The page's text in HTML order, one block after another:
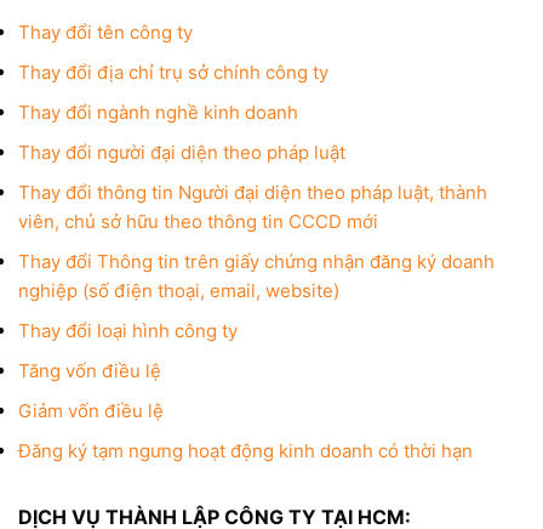
Thay đổi tên công ty
Thay đổi địa chỉ trụ sở chính công ty
Thay đổi ngành nghề kinh doanh
Thay đổi người đại diện theo pháp luật
Thay đổi thông tin Người đại diện theo pháp luật, thành
viên, chủ sở hữu theo thông tin CCCD mới
Thay đổi Thông tin trên giấy chứng nhận đăng ký doanh
nghiệp (số điện thoại, email, website)
Thay đổi loại hình công ty
Tăng vốn điều lệ
Giảm vốn điều lệ
Đăng ký tạm ngưng hoạt động kinh doanh có thời hạn
DỊCH VỤ THÀNH LẬP CÔNG TY TẠI HCM: